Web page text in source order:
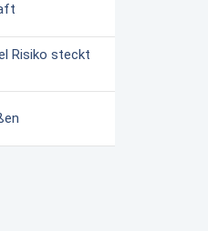
Risiko steckt